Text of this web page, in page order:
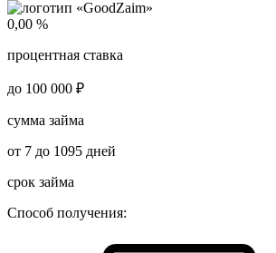
0,00 %
процентная ставка
до 100 000 ₽
сумма займа
от 7 до 1095 дней
срок займа
Способ получения: